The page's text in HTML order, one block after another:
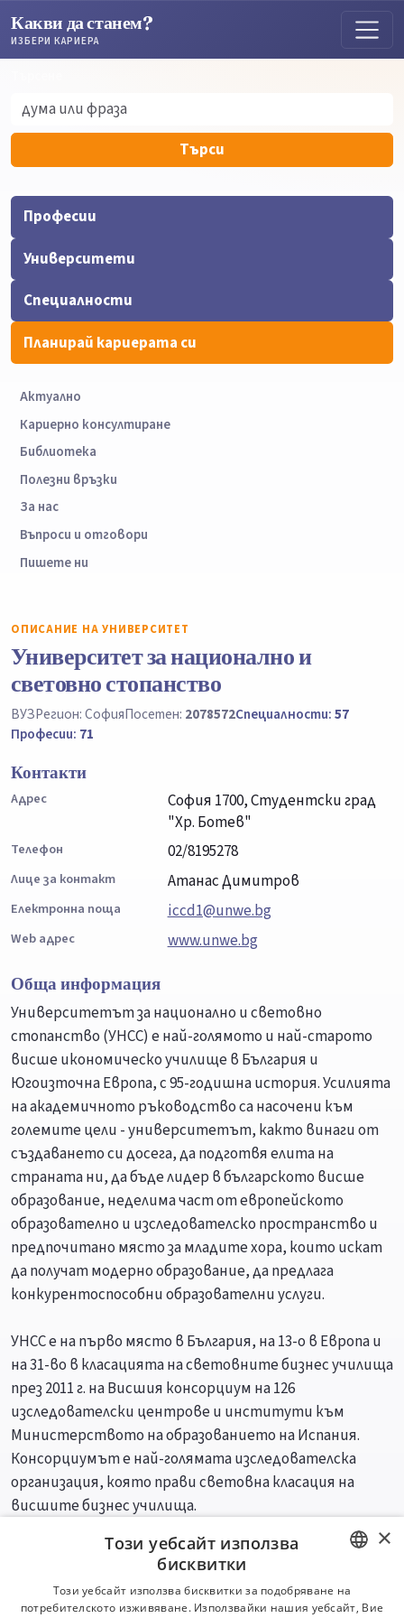
Какви да станем?
ИЗБЕРИ КАРИЕРА
Търси
Професии
Университети
Специалности
Планирай кариерата си
Актуално
Кариерно консултиране
Библиотека
Полезни връзки
За нас
Въпроси и отговори
Пишете ни
ОПИСАНИЕ НА УНИВЕРСИТЕТ
Университет за национално и
световно стопанство
ВУЗРегион: СофияПосетен: 2078572Специалности:57
Професии: 71
Контакти
Адрес
София 1700, Студентски град
"Хр. Ботев"
Телефон 02/8195278
Лице за контакт Атанас Димитров
Електронна поща iccd1@unwe.bg
Web адрес
www.unwe.bg
Обща информация
Университетът за национално и световно
стопанство (УНСС) е най-голямото и най-старото
висше икономическо училище в България и
Югоизточна Европа, с 95-годишна история. Усилията
на академичното ръководство са насочени към
големите цели - университетът, както винаги от
създаването си досега, да подготвя елита на
страната ни, да бъде лидер в българското висше
образование, неделима част от европейското
образователно и изследователско пространство и
предпочитано място за младите хора, които искат
да получат модерно образование, да предлага
конкурентоспособни образователни услуги.
УНСС е на първо място в България, на 13-о в Европа и
на 31-во в класацията на световните бизнес училища
през 2011 г. на Висшия консорциум на 126
изследователски центрове и институти към
Министерството на образованието на Испания.
Консорциумът е най-голямата изследователска
организация, която прави световна класация на
висшите бизнес училища.
Специалности Професии
BULGARIAN
×
Този уебсайт използва
бисквитки
Този уебсайт използва бисквитки за подобряване на
потребителското изживяване. Използвайки нашия уебсайт, Вие